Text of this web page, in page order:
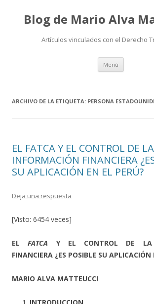
Blog de Mario Alva
Artículos vinculados con el Derecho
Menú Ir
contenido
ARCHIVO DE LA ETIQUETA: PERSONA
EL FATCA Y EL CONTROL DE LA
INFORMACIÓN FINANCIERA
SU APLICACIÓN EN EL PERÚ?
Deja una respuesta
[Visto: 6454 veces]
ELFATCA Y EL CONTROL DE LA
FINANCIERA ¿ES POSIBLE SU APLICACIÓN
MARIO ALVA MATTEUCCI